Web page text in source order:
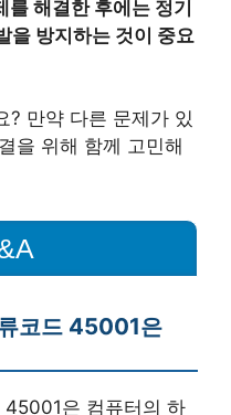
를 해결한 후에는 정기
을 방지하는 것이 중요
? 만약 다른 문제가 있
을 위해 함께 고민해
코드 45001은
45001은 컴퓨터의 하